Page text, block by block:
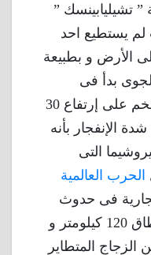
تشيليابينسك ”
يستطيع احد
الأرض و بطبيعة
بدأ فى
الإحتراق و نتج عنه إنفجار ضخم على إرتفاع 30
الإنفجار بأنه
هيروشيما التى
الحرب العالمية
فى حدوث
أضرار فى ستة مدن على نطاق 120 كيلومتر و
من الزجاج المتطاير